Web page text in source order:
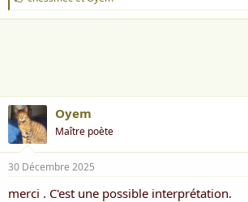
'
a
Oyem
Maître poète
30 Décembre 2025
merci . C'est une possible interprétation.